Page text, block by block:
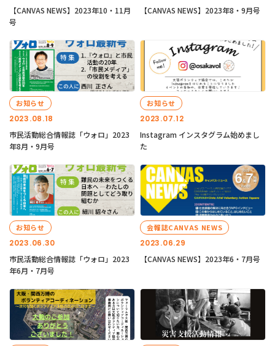
【CANVAS NEWS】2023年10・11月
号
【CANVAS NEWS】2023年8・9月号
2023.08.18
お知らせ
市民活動総合情報誌「ウォロ」2023
年8月・9月号
2023.07.12
お知らせ
Instagram インスタグラム始めまし
た
2023.06.30
お知らせ
市民活動総合情報誌「ウォロ」2023
年6月・7月号
2023.06.29
会報誌CANVAS NEWS
【CANVAS NEWS】2023年6・7月号